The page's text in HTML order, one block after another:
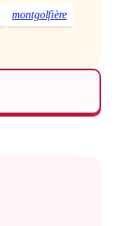
montgolfière